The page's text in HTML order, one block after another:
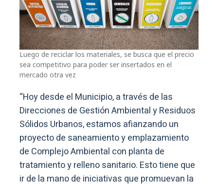
Luego de reciclar los materiales, se busca que el precio
sea competitivo para poder ser insertados en el
mercado otra vez
“Hoy desde el Municipio, a través de las
Direcciones de Gestión Ambiental y Residuos
Sólidos Urbanos, estamos afianzando un
proyecto de saneamiento y emplazamiento
de Complejo Ambiental con planta de
tratamiento y relleno sanitario. Esto tiene que
ir de la mano de iniciativas que promuevan la